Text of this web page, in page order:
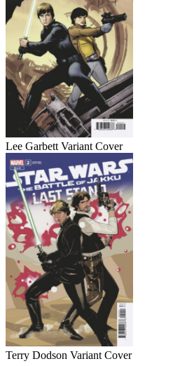
Lee Garbett Variant Cover
Terry Dodson Variant Cover